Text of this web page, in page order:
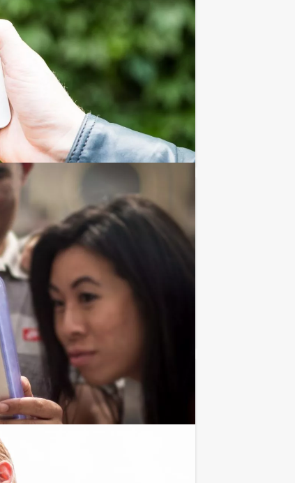
Vanaf€ 69,50 p.p. excl. BTW
jullie van swingende popmuziek
Favoriet
Vanaf€ 69,50p.p. excl. BTW
zou ik zeker voor de Hunted
Vanaf € 79,50p.p. excl. BTW